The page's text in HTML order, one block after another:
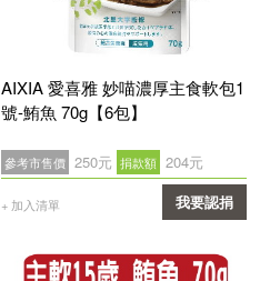
AIXIA 愛喜雅 妙喵濃厚主食軟包1
號-鮪魚 70g【6包】
參考市售價 250元 捐款額 204元
+ 加入清單 我要認捐